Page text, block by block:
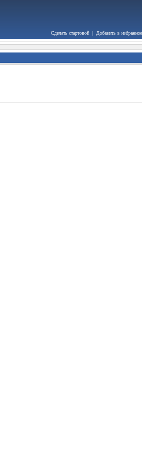
Сделать стартовой | Добавить в избранное